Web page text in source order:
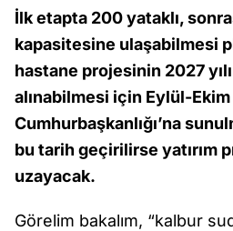
İlk etapta 200 yataklı,
kapasitesine ulaşabilmesi
hastane projesinin 2027
alınabilmesi için Eylül-Ekim
Cumhurbaşkanlığı’na
bu tarih geçirilirse yatırım
uzayacak.
Görelim bakalım, “kalbur